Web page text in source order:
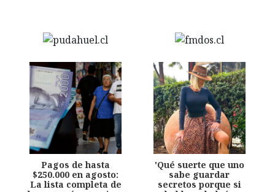
Pagos de hasta
$250.000 en agosto:
La lista completa de
'Qué suerte que uno
sabe guardar
secretos porque si